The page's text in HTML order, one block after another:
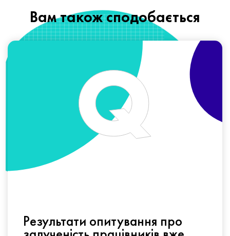
Вам також сподобається
Результати опитування про